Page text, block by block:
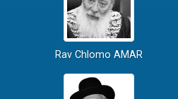
Rav Chlomo AMAR